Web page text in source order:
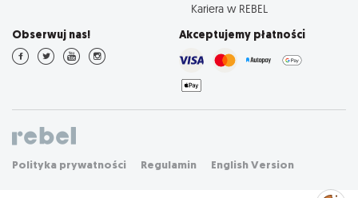
Kariera w REBEL
Obserwuj nas! Akceptujemy płatności
Polityka prywatności Regulamin English Version
Zarządzaj